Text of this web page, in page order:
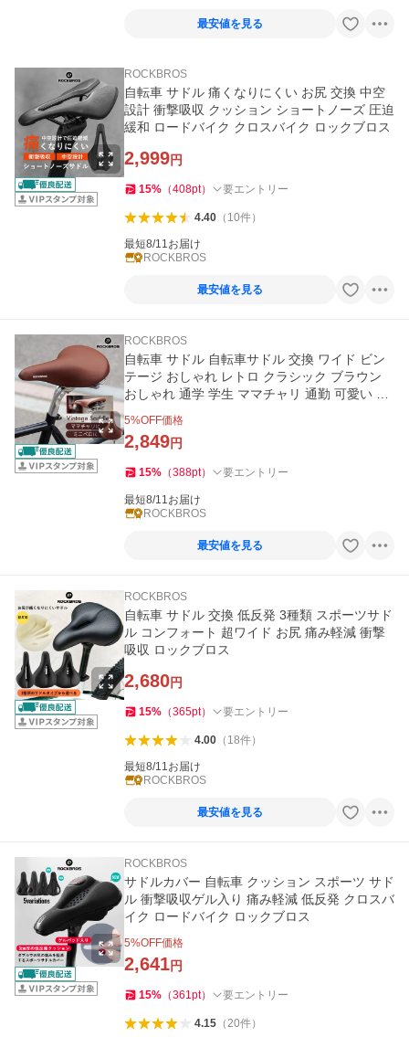
最安値を見る
ROCKBROS
自転車 サドル 痛くなりにくい お尻 交換 中空
設計 衝撃吸収 クッション ショートノーズ 圧迫
緩和 ロードバイク クロスバイク ロックブロス
2,999円
15% （408pt） 要エントリー
4.40（ 10件）
最短8/11お届け
ROCKBROS
最安値を見る
ROCKBROS
自転車 サドル 自転車サドル 交換 ワイド ビン
テージ おしゃれ レトロ クラシック ブラウン
おしゃれ 通学 学生 ママチャリ 通勤 可愛い ロ
5%OFF価格
2,849円
15% （388pt） 要エントリー
最短8/11お届け
ROCKBROS
最安値を見る
ROCKBROS
自転車 サドル 交換 低反発 3種類 スポーツサド
ル コンフォート 超ワイド お尻 痛み軽減 衝撃
吸収 ロックブロス
2,680円
15% （365pt） 要エントリー
4.00（ 18件）
最短8/11お届け
ROCKBROS
最安値を見る
ROCKBROS
サドルカバー 自転車 クッション スポーツ サド
ル 衝撃吸収ゲル入り 痛み軽減 低反発 クロスバ
イク ロードバイク ロックブロス
5%OFF価格
2,641円
15% （361pt） 要エントリー
4.15（20件）